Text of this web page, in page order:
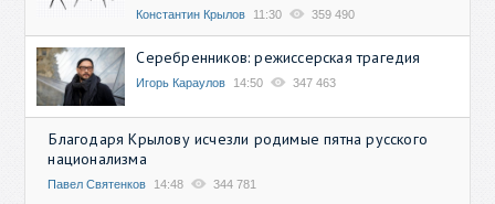
Константин Крылов 11:30 359 490
Серебренников: режиссерская трагедия
Игорь Караулов 14:50 347 463
Благодаря Крылову исчезли родимые пятна русского
национализма
Павел Святенков 14:48 344 781